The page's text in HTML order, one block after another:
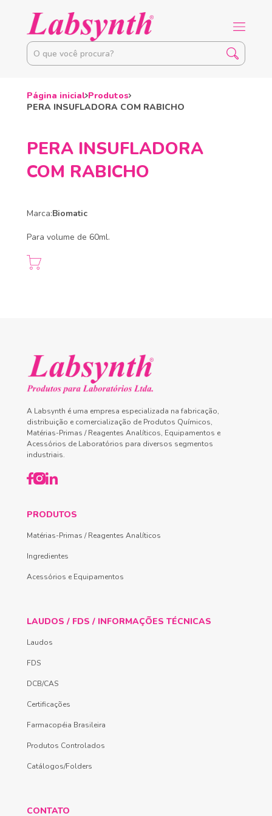
Página inicial Produtos
PERA INSUFLADORA COM RABICHO
PERA INSUFLADORA
COM RABICHO
Marca:Biomatic
Para volume de 60ml.
A Labsynth é uma empresa especializada na fabricação,
distribuição e comercialização de Produtos Químicos,
Matérias-Primas / Reagentes Analíticos, Equipamentos e
Acessórios de Laboratórios para diversos segmentos
industriais.
PRODUTOS
Matérias-Primas / Reagentes Analíticos
Ingredientes
Acessórios e Equipamentos
LAUDOS / FDS / INFORMAÇÕES TÉCNICAS
Laudos
FDS
DCB/CAS
Certificações
Farmacopéia Brasileira
Produtos Controlados
Catálogos/Folders
CONTATO